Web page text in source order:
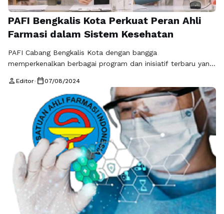
PAFI Bengkalis Kota Perkuat Peran Ahli
Farmasi dalam Sistem Kesehatan
PAFI Cabang Bengkalis Kota dengan bangga
memperkenalkan berbagai program dan inisiatif terbaru yang
kesehatan masyarakat di Bengkalis. Sebagai cabang dari
Persatuan Ahli Farmasi Indonesia (PAFI), PAFI Bengkalis Kota
berkomitmen untuk memperkuat kontribusi ahli farmasi
dalam sistem kesehatan lokal serta memberikan manfaat
nyata bagi masyarakat. Sejak didirikan, PAFI Cabang …
Baca
Selengkapnya
person Editor• calendar_today07/08/2024